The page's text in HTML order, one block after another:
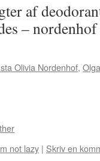
af
–
Olivia Nordenhof,
not lazy | Skriv en